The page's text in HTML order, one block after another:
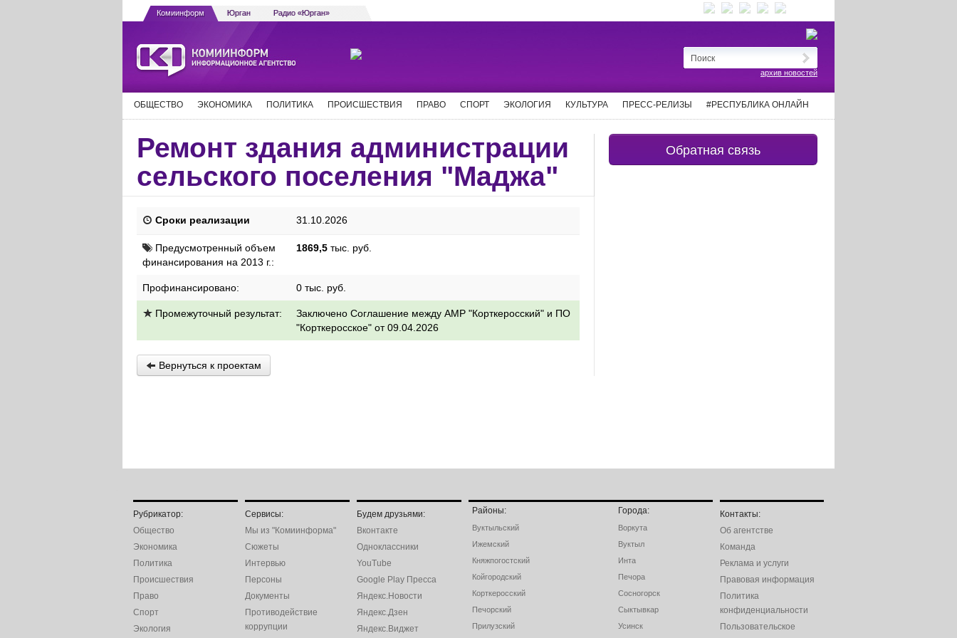
Комиинформ Юрган Радио «Юрган»
архив новостей
ОБЩЕСТВО ЭКОНОМИКА ПОЛИТИКА ПРОИСШЕСТВИЯ ПРАВО СПОРТ ЭКОЛОГИЯ КУЛЬТУРА ПРЕСС-РЕЛИЗЫ #РЕСПУБЛИКА ОНЛАЙН
Ремонт здания администрации
сельского поселения "Маджа"
Сроки реализации 31.10.2026
Предусмотренный объем
финансирования на 2013 г.:
1869,5 тыс. руб.
Профинансировано: 0 тыс. руб.
Промежуточный результат:
Заключено Соглашение между АМР "Корткеросский" и ПО
"Корткеросское" от 09.04.2026
Вернуться к проектам
Обратная связь
Рубрикатор:
Общество
Экономика
Политика
Происшествия
Право
Спорт
Экология
Сервисы:
Мы из "Комиинформа"
Сюжеты
Интервью
Персоны
Документы
Противодействие
коррупции
Будем друзьями:
Вконтакте
Одноклассники
YouTube
Google Play Пресса
Яндекс.Новости
Яндекс.Дзен
Яндекс.Виджет
Районы:
Вуктыльский
Ижемский
Княжпогостский
Койгородский
Корткеросский
Печорский
Прилузский
Города:
Воркута
Вуктыл
Инта
Печора
Сосногорск
Сыктывкар
Усинск
Контакты:
Об агентстве
Команда
Реклама и услуги
Правовая информация
Политика
конфиденциальности
Пользовательское